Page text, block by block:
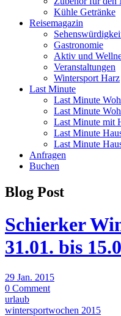
Kühle Getränke
Reisemagazin
Gastronomie
Aktiv und
Veranstaltungen
Wintersport Harz
Last Minute
Last Minute
Last Minute
Last Minute mit
Last Minute
Last Minute
Anfragen
Buchen
Blog Post
Schierker
31.01. bis
29 Jan. 2015
0 Comment
urlaub
wintersportwochen 2015